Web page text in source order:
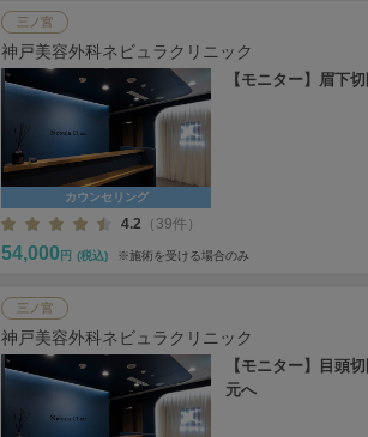
三ノ宮
神戸美容外科ネビュラクリニック
カウンセリング
【モニター】眉下
4.2 （39件）
54,000 円 (税込) ※施術を受ける場合のみ
三ノ宮
神戸美容外科ネビュラクリニック
【モニター】目頭
元へ